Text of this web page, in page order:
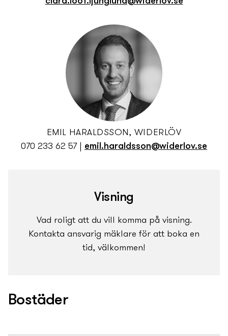
EMIL HARALDSSON, WIDERLÖV
070 233 62 57| emil.haraldsson@widerlov.se
Visning
Vad roligt att du vill komma på visning.
Kontakta ansvarig mäklare för att boka en
tid, välkommen!
Bostäder